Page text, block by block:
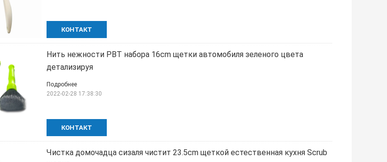
КОНТАКТ
Нить нежности PBT набора 16cm щетки автомобиля зеленого цвета
детализируя
КОНТАКТ
Подробнее
2022-02-28 17:38:30
Чистка домочадца сизаля чистит 23.5cm щеткой естественная кухня Scrub